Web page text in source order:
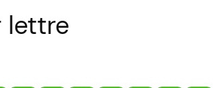
lettre